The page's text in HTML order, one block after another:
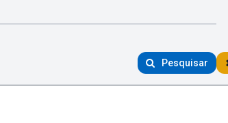
Pesquisar